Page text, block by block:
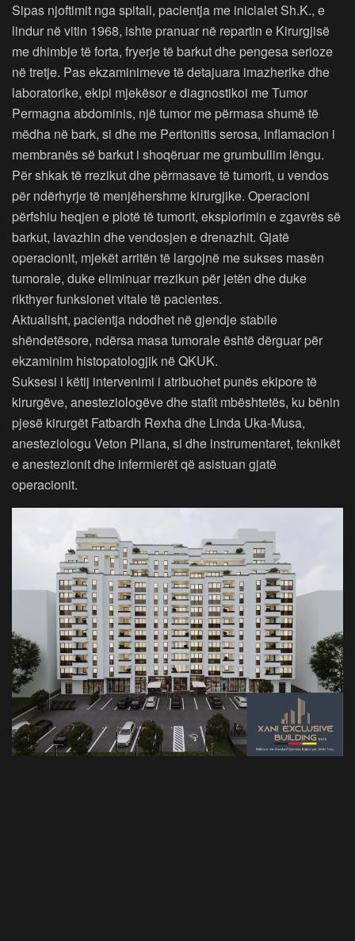
Sipas njoftimit nga spitali, pacientja me inicialet Sh.K., e
lindur në vitin 1968, ishte pranuar në repartin e Kirurgjisë
me dhimbje të forta, fryerje të barkut dhe pengesa serioze
në tretje. Pas ekzaminimeve të detajuara imazherike dhe
laboratorike, ekipi mjekësor e diagnostikoi me Tumor
Permagna abdominis, një tumor me përmasa shumë të
mëdha në bark, si dhe me Peritonitis serosa, inflamacion i
membranës së barkut i shoqëruar me grumbullim lëngu.
Për shkak të rrezikut dhe përmasave të tumorit, u vendos
për ndërhyrje të menjëhershme kirurgjike. Operacioni
përfshiu heqjen e plotë të tumorit, eksplorimin e zgavrës së
barkut, lavazhin dhe vendosjen e drenazhit. Gjatë
operacionit, mjekët arritën të largojnë me sukses masën
tumorale, duke eliminuar rrezikun për jetën dhe duke
rikthyer funksionet vitale të pacientes.
Aktualisht, pacientja ndodhet në gjendje stabile
shëndetësore, ndërsa masa tumorale është dërguar për
ekzaminim histopatologjik në QKUK.
Suksesi i këtij intervenimi i atribuohet punës ekipore të
kirurgëve, anesteziologëve dhe stafit mbështetës, ku bënin
pjesë kirurgët Fatbardh Rexha dhe Linda Uka‑Musa,
anesteziologu Veton Pllana, si dhe instrumentaret, teknikët
e anestezionit dhe infermierët që asistuan gjatë
operacionit.